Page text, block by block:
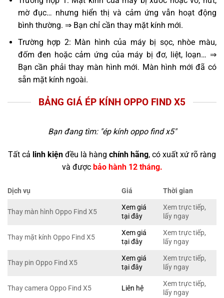
mờ đục… nhưng hiển thị và cảm ứng vẫn hoạt động
bình thường. ⇒ Bạn chỉ cần thay mặt kính mới.
Trường hợp 2: Màn hình của máy bị sọc, nhòe màu,
đốm đen hoặc cảm ứng của máy bị đơ, liệt, loạn… ⇒
Bạn cần phải thay màn hình mới. Màn hình mới đã có
sẵn mặt kính ngoài.
BẢNG GIÁ ÉP KÍNH OPPO FIND X5
Bạn đang tìm: "ép kính oppo find x5"
Tất cả linh kiện đều là hàng chính hãng, có xuất xứ rõ ràng
và được bảo hành 12 tháng.
Dịch vụ Giá Thời gian
Thay màn hình Oppo Find X5
Xem giá
tại đây
Xem trực tiếp,
lấy ngay
Thay mặt kính Oppo Find X5
Xem giá
tại đây
Xem trực tiếp,
lấy ngay
Thay pin Oppo Find X5
Xem giá
tại đây
Xem trực tiếp,
lấy ngay
Thay camera Oppo Find X5 Liên hệ
Xem trực tiếp,
lấy ngay